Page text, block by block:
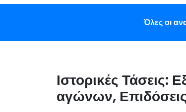
Όλες οι
Ιστορικές Τάσεις:
αγώνων,